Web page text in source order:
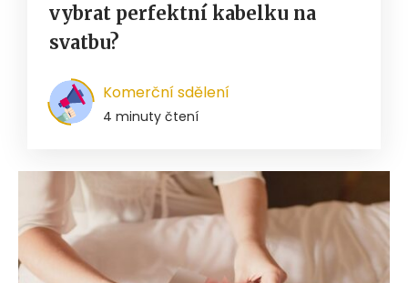
vybrat perfektní kabelku na
svatbu?
Komerční sdělení
4 minuty čtení